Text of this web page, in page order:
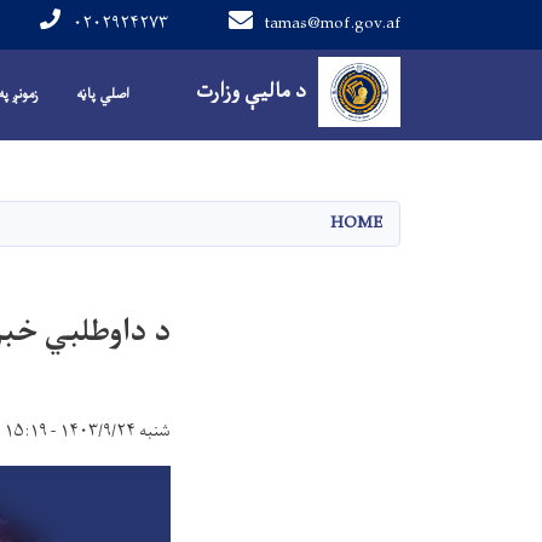
د مالیې وزارت
tamas@mof.gov.af ۰۲۰۲۹۲۴۲۷۳
Main navigation
اصلي پاڼه زمونږ
HOME
د داوطلبي
شنبه ۱۴۰۳/۹/۲۴ - ۱۵:۱۹